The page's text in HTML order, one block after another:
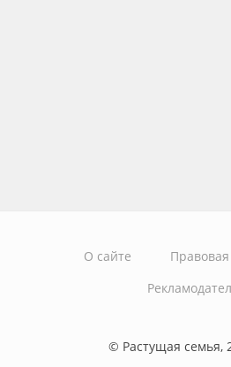
О сайте
© Растущая семья,